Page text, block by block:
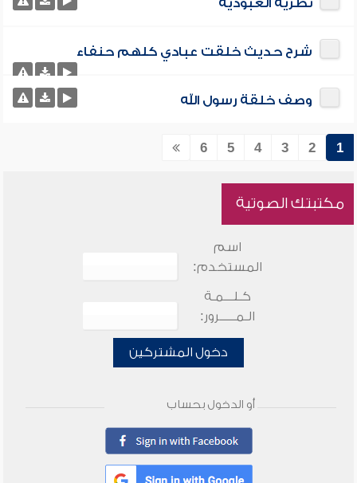
نظرية العبودية
شرح حديث خلقت عبادي كلهم حنفاء
وصف خلقة رسول الله
1
2
3
4
5
6
مكتبتك الصوتية
اسم
المستخدم:
كـلـــمـة
الـمـــــرور:
دخول المشتركين
أو الدخول بحساب